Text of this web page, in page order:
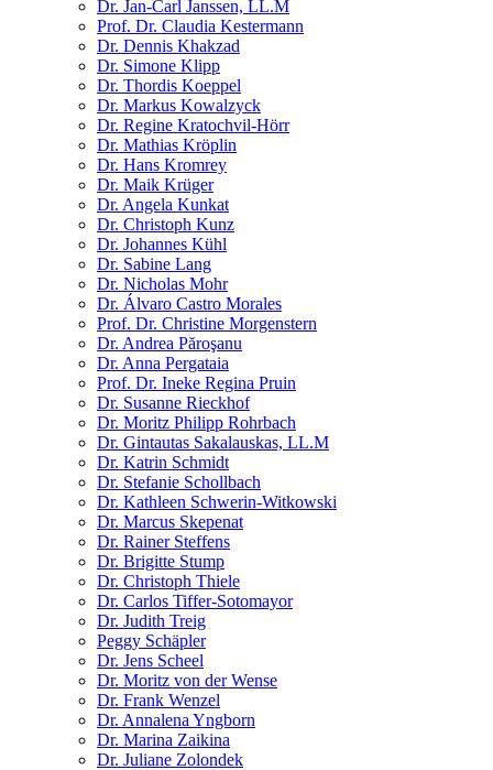
Dr. Jan-Carl Janssen, LL.M
Prof. Dr. Claudia Kestermann
Dr. Dennis Khakzad
Dr. Simone Klipp
Dr. Thordis Koeppel
Dr. Markus Kowalzyck
Dr. Regine Kratochvil-Hörr
Dr. Mathias Kröplin
Dr. Hans Kromrey
Dr. Maik Krüger
Dr. Angela Kunkat
Dr. Christoph Kunz
Dr. Johannes Kühl
Dr. Sabine Lang
Dr. Nicholas Mohr
Dr. Álvaro Castro Morales
Prof. Dr. Christine Morgenstern
Dr. Andrea Păroşanu
Dr. Anna Pergataia
Prof. Dr. Ineke Regina Pruin
Dr. Susanne Rieckhof
Dr. Moritz Philipp Rohrbach
Dr. Gintautas Sakalauskas, LL.M
Dr. Katrin Schmidt
Dr. Stefanie Schollbach
Dr. Kathleen Schwerin-Witkowski
Dr. Marcus Skepenat
Dr. Rainer Steffens
Dr. Brigitte Stump
Dr. Christoph Thiele
Dr. Carlos Tiffer-Sotomayor
Dr. Judith Treig
Peggy Schäpler
Dr. Jens Scheel
Dr. Moritz von der Wense
Dr. Frank Wenzel
Dr. Annalena Yngborn
Dr. Marina Zaikina
Dr. Juliane Zolondek